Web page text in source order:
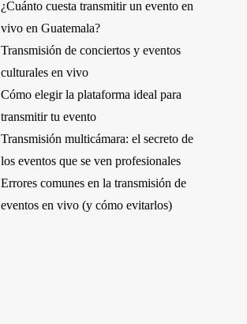
¿Cuánto cuesta transmitir un evento en
vivo en Guatemala?
Transmisión de conciertos y eventos
culturales en vivo
Cómo elegir la plataforma ideal para
transmitir tu evento
Transmisión multicámara: el secreto de
los eventos que se ven profesionales
Errores comunes en la transmisión de
eventos en vivo (y cómo evitarlos)